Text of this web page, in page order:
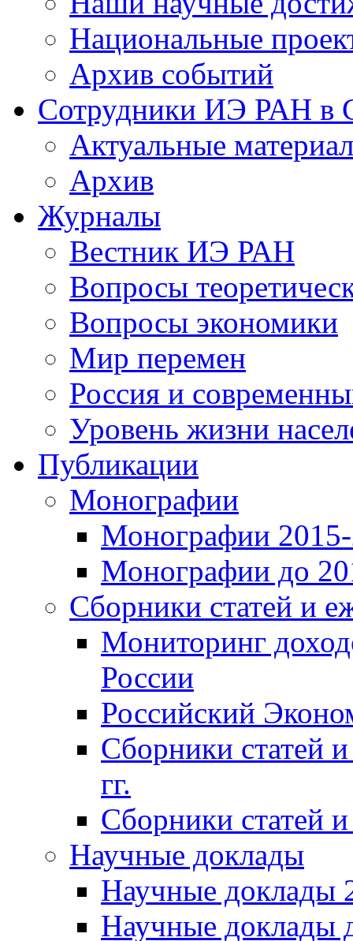
Национальные
Архив событий
Сотрудники ИЭ РАН
Актуальные
Архив
Журналы
Вестник ИЭ РАН
Вопросы
Вопросы экономики
Мир перемен
Россия и
Уровень жизни
Публикации
Монографии
Монографии 2015-
Монографии до
Сборники статей и
Мониторинг
России
Российский
Сборники статей
гг.
Сборники статей
Научные доклады
Научные доклады
Научные доклады